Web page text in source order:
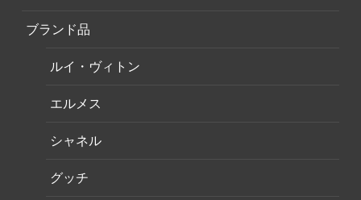
ブランド品
ルイ・ヴィトン
エルメス
シャネル
グッチ